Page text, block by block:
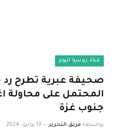
قناة روسيا اليوم
صحيفة عبرية تطرح
المحتمل على محاولة
جنوب غزة
بواسطة فريق التحرير 13 يوليو، 2024